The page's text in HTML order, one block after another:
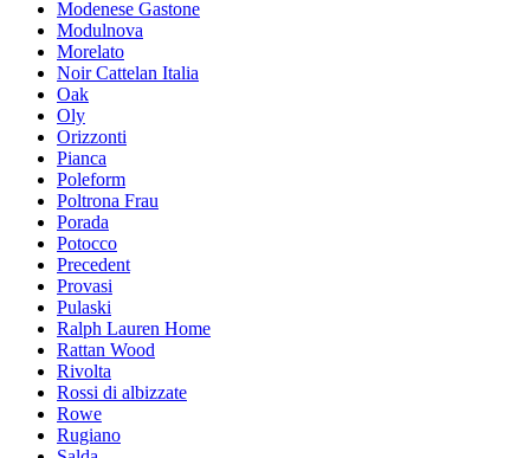
Modenese Gastone
Modulnova
Morelato
Noir Cattelan Italia
Oak
Oly
Orizzonti
Pianca
Poleform
Poltrona Frau
Porada
Potocco
Precedent
Provasi
Pulaski
Ralph Lauren Home
Rattan Wood
Rivolta
Rossi di albizzate
Rowe
Rugiano